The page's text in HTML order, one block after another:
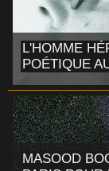
L'HOMME
POÉTIQUE
MASOOD